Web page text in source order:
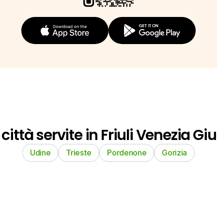
città servite in Friuli Venezia
Udine Trieste Pordenone Gorizia